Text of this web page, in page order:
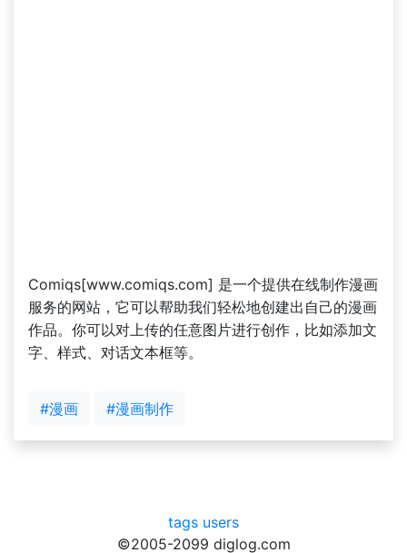
Comiqs[www.comiqs.com] 是一个提供在线制作漫画
服务的网站，它可以帮助我们轻松地创建出自己的漫画
作品。你可以对上传的任意图片进行创作，比如添加文
字、样式、对话文本框等。
#漫画 #漫画制作
tags users
©2005-2099 diglog.com